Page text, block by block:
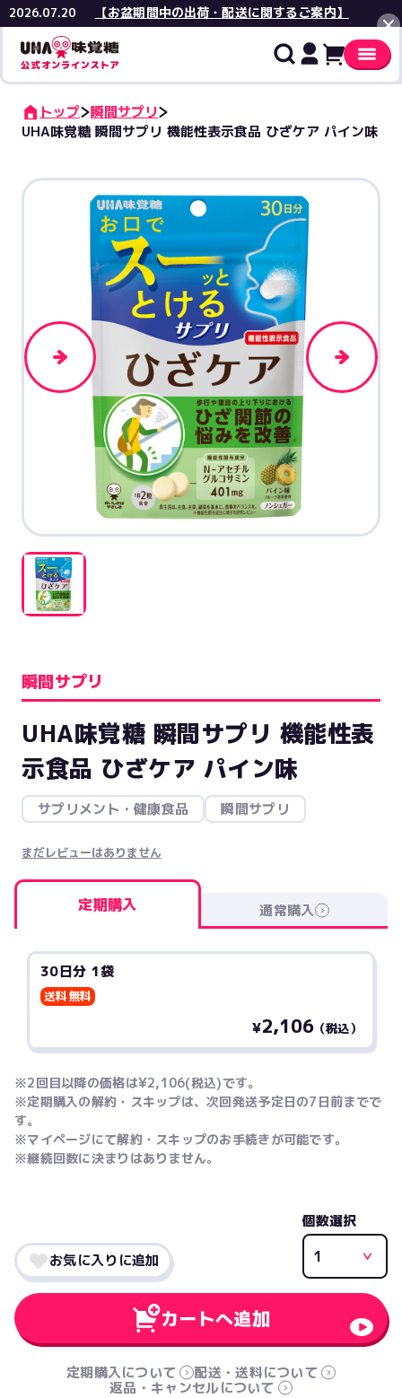
2026.07.20 【お盆期間中の出荷・配送に関するご案内】
閉じる
トップ 瞬間サプリ
UHA味覚糖 瞬間サプリ 機能性表示食品 ひざケア パイン味
瞬間サプリ
UHA味覚糖 瞬間サプリ 機能性表
示食品 ひざケア パイン味
サプリメント・健康食品 瞬間サプリ
まだレビューはありません
定期購入 通常購入
30日分 1袋
送料無料
¥2,106（税込）
※2回目以降の価格は¥2,106(税込)です。
※定期購入の解約・スキップは、次回発送予定日の7日前までで
す。
※マイページにて解約・スキップのお手続きが可能です。
※継続回数に決まりはありません。
個数選択
カートへ追加
お気に入りに追加
定期購入について
配送・送料について
返品・キャンセルについて